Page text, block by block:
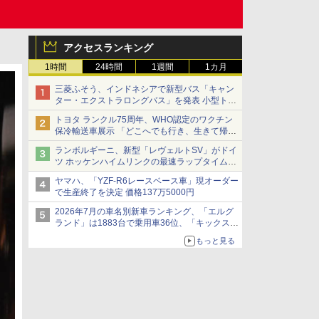
アクセスランキング
1時間 24時間 1週間 1カ月
三菱ふそう、インドネシアで新型バス「キャン
ター・エクストラロングバス」を発表 小型トラ
ックベースの観光・旅客輸送向けバス
トヨタ ランクル75周年、WHO認定のワクチン
保冷輸送車展示 「どこへでも行き、生きて帰っ
てこられる」ランドクルーザーで命をつなぐ
ランボルギーニ、新型「レヴェルトSV」がドイ
ツ ホッケンハイムリンクの最速ラップタイムを
記録
ヤマハ、「YZF-R6レースベース車」現オーダー
で生産終了を決定 価格137万5000円
2026年7月の車名別新車ランキング、「エルグ
ランド」は1883台で乗用車36位、「キックス」
もっと見る